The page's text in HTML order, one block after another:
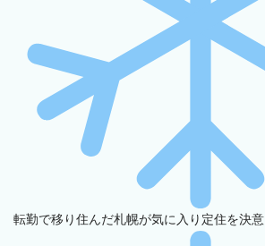
転勤で移り住んだ札幌が気に入り定住を決意